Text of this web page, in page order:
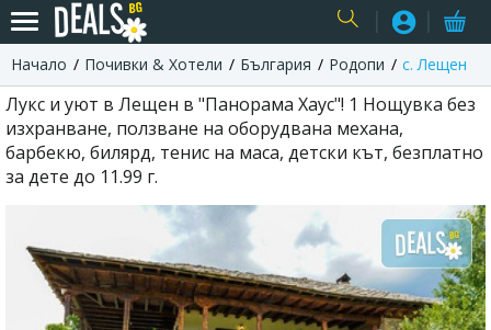
USER
Начало Почивки & Хотели България Родопи с. Лещен
Лукс и уют в Лещен в "Панорама Хаус"! 1 Нощувка без
изхранване, ползване на оборудвана механа,
барбекю, билярд, тенис на маса, детски кът, безплатно
за дете до 11.99 г.